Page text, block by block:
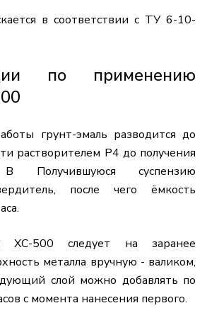
в соответствии с ТУ 6-10-
по применению
грунт-эмаль разводится до
растворителем Р4 до получения
В Получившуюся суспензию
после чего ёмкость
ХС-500 следует на заранее
металла вручную - валиком,
слой можно добавлять по
с момента нанесения первого.